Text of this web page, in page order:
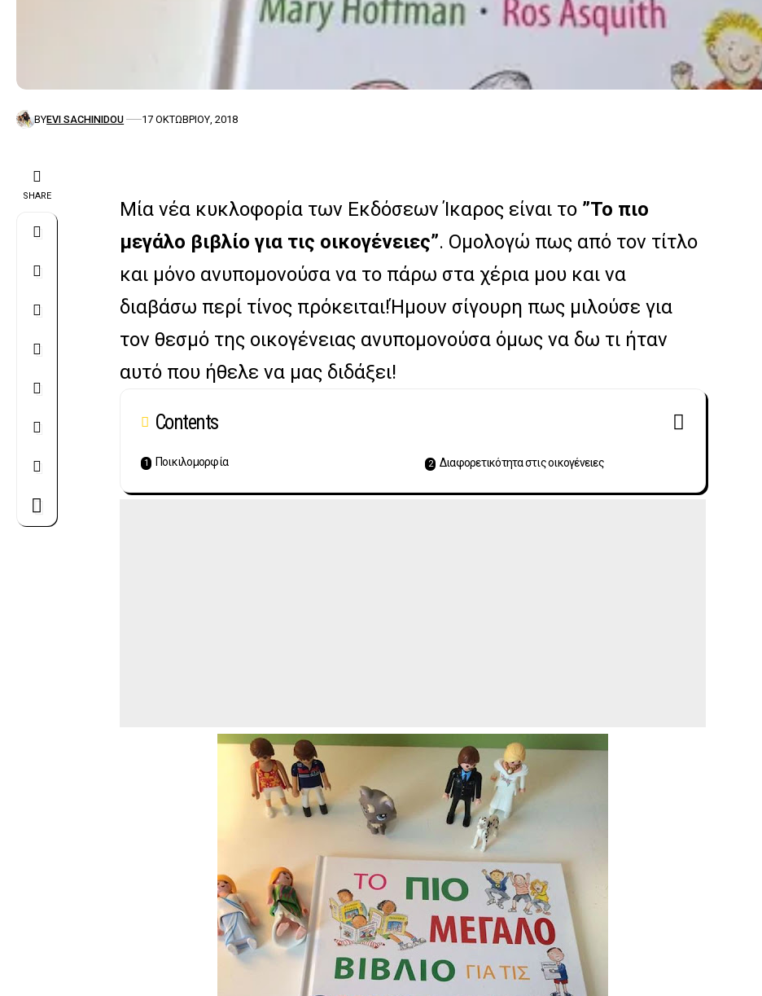
BYEVI SACHINIDOU 17 ΟΚΤΩΒΡΊΟΥ, 2018
SHARE
Μία νέα κυκλοφορία των Εκδόσεων Ίκαρος είναι το ”Το πιο
μεγάλο βιβλίο για τις οικογένειες”. Ομολογώ πως από τον τίτλο
και μόνο ανυπομονούσα να το πάρω στα χέρια μου και να
διαβάσω περί τίνος πρόκειται!Ήμουν σίγουρη πως μιλούσε για
τον θεσμό της οικογένειας ανυπομονούσα όμως να δω τι ήταν
αυτό που ήθελε να μας διδάξει!
Contents
Ποικιλομορφία Διαφορετικότητα στις οικογένειες